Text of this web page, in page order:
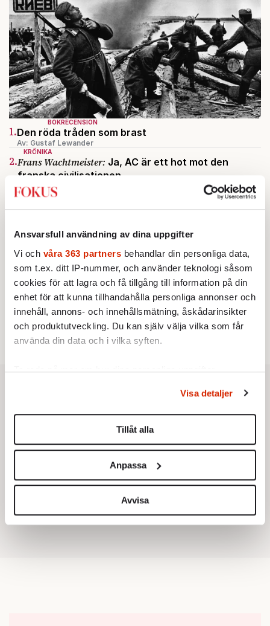
Ansvarsfull användning av dina uppgifter
Vi och våra 363 partners behandlar din personliga data,
som t.ex. ditt IP-nummer, och använder teknologi såsom
cookies för att lagra och få tillgång till information på din
enhet för att kunna tillhandahålla personliga annonser och
innehåll, annons- och innehållsmätning, åskådarinsikter
och produktutveckling. Du kan själv välja vilka som får
använda din data och i vilka syften.
Ta reda på mer om hur dina personliga uppgifter
Du kan ändra eller dra tillbaka ditt samtycke när som
helst från cookie-förklaringen.
Vi använder enhetsidentifierare för att anpassa innehållet
för sociala medier och analysera vår trafik. Vi
vidarebefordrar även sådana identifierare och annan
information från din enhet till de sociala medier och
annons- och analysföretag som vi samarbetar med.
Visa detaljer
Tillåt alla
Anpassa
Avvisa
BOKRECENSION
1.Den röda tråden som brast
Av: Gustaf Lewander
KRÖNIKA
2.Frans Wachtmeister: Ja, AC är ett hot mot den
franska civilisationen
STICKET
3.Bitte Assarmo:
Sagan om den lågbegåvade
ursprungsbefolkningen i Filipstad
4.Nina Lekander:På ”Kommunisthögskolan” drömde
INRIKES
5.Vattenbristen är här – men var femte liter läcker
ut
KRÖNIKA
6.Sakine Madon: Efter islamistdådet oroar sig
vänstern för Agnes Wold